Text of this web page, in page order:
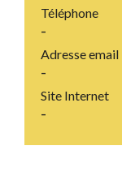
Téléphone
-
Adresse email
-
Site Internet
-